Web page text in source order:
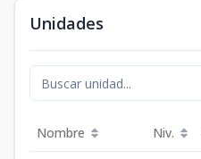
Unidades
Nombre Niv.